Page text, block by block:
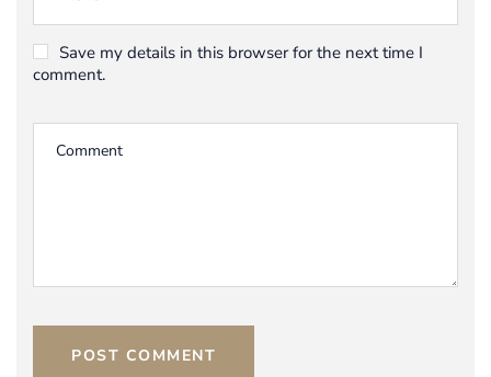
Save my details in this browser for the next time I
comment.
POST COMMENT